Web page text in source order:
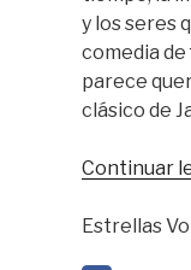
y los seres
comedia
parece
clásico de
Continuar
Estrellas